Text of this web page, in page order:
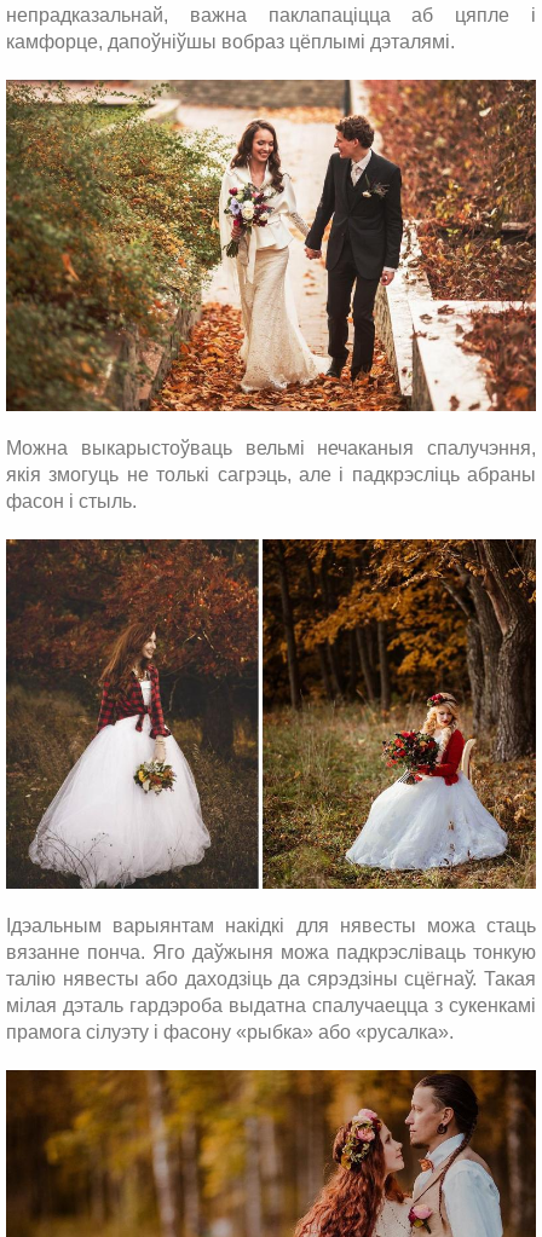
непрадказальнай, важна паклапаціцца аб цяпле і
камфорце, дапоўніўшы вобраз цёплымі дэталямі.
Можна выкарыстоўваць вельмі нечаканыя спалучэння,
якія змогуць не толькі сагрэць, але і падкрэсліць абраны
фасон і стыль.
Ідэальным варыянтам накідкі для нявесты можа стаць
вязанне понча. Яго даўжыня можа падкрэсліваць тонкую
талію нявесты або даходзіць да сярэдзіны сцёгнаў. Такая
мілая дэталь гардэроба выдатна спалучаецца з сукенкамі
прамога сілуэту і фасону «рыбка» або «русалка».